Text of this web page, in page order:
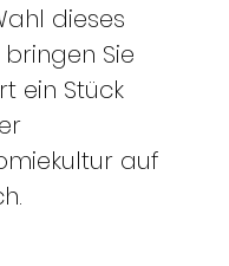
dieses
Sie
ein Stück
auf